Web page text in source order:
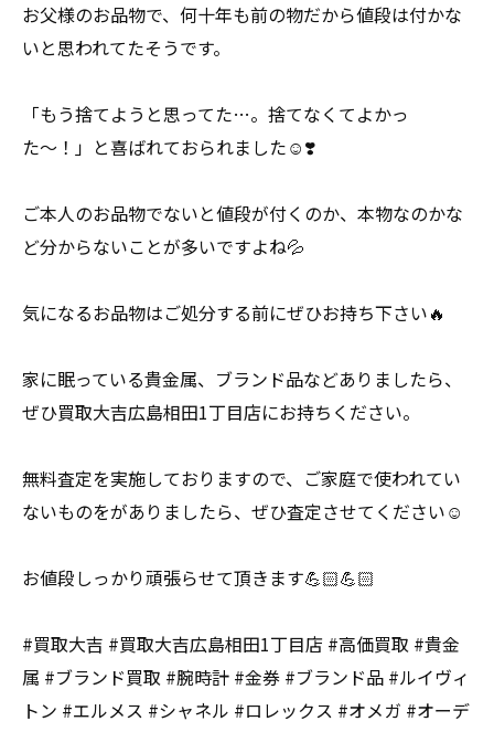
お父様のお品物で、何十年も前の物だから値段は付かな
いと思われてたそうです。
「もう捨てようと思ってた…。捨てなくてよかっ
た〜！」と喜ばれておられました☺️❣️
ご本人のお品物でないと値段が付くのか、本物なのかな
ど分からないことが多いですよね💦
気になるお品物はご処分する前にぜひお持ち下さい🔥
家に眠っている貴金属、ブランド品などありましたら、
ぜひ買取大吉広島相田1丁目店にお持ちください。
無料査定を実施しておりますので、ご家庭で使われてい
ないものをがありましたら、ぜひ査定させてください☺️
お値段しっかり頑張らせて頂きます💪🏻💪🏻
#買取大吉 #買取大吉広島相田1丁目店 #高価買取 #貴金
属 #ブランド買取 #腕時計 #金券 #ブランド品 #ルイヴィ
トン #エルメス #シャネル #ロレックス #オメガ #オーデ